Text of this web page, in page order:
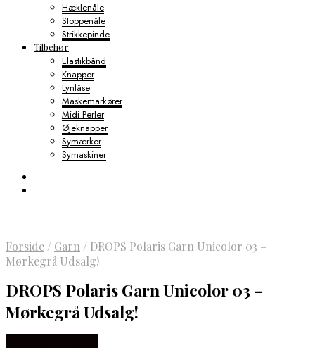
Hæklenåle
Stoppenåle
Strikkepinde
Tilbehør
Elastikbånd
Knapper
Lynlåse
Maskemarkører
Midi Perler
Øjeknapper
Symærker
Symaskiner
Forside / Garn / DROPS Polaris Garn Unicolor 03 –
Mørkegrå Udsalg!
DROPS Polaris Garn Unicolor 03 –
Mørkegrå Udsalg!